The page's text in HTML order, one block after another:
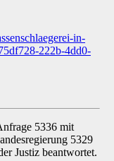
in-
222b-4dd0-
5336 mit
5329
Justiz beantwortet.